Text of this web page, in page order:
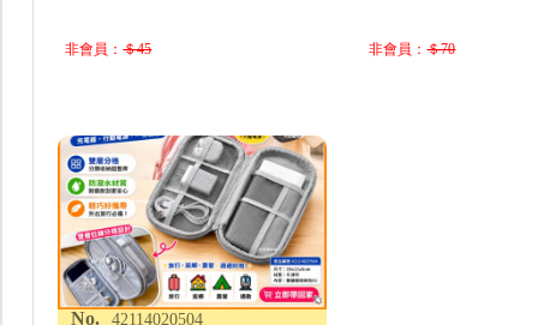
非會員：＄45 非會員：＄70
No. 42114020504